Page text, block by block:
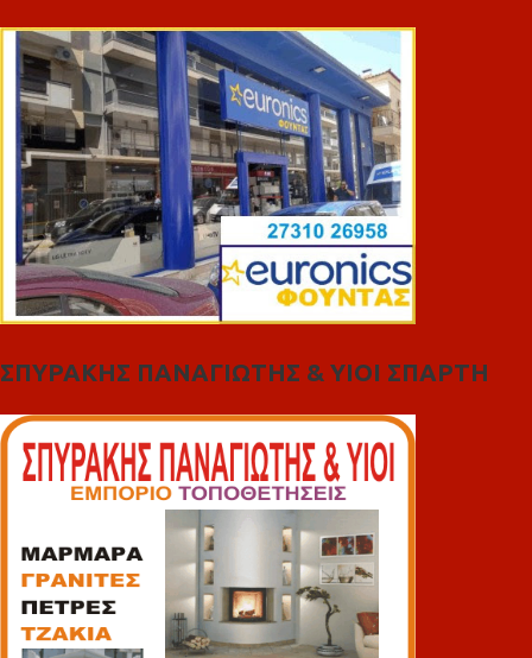
ΣΠΥΡΑΚΗΣ ΠΑΝΑΓΙΩΤΗΣ & YIOI ΣΠΑΡΤΗ